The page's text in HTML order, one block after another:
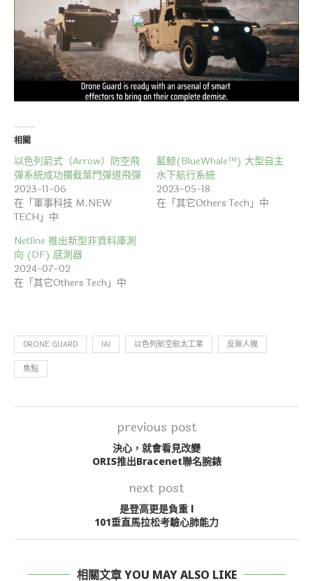
相關
以色列箭式（Arrow）防空飛
彈系統成功攔截葉門彈道飛彈
2023-11-06
在「軍事科技 M.NEW
TECH」中
藍鯨(BlueWhale™) 大型自主
水下航行系統
2023-05-18
在「其它Others Tech」中
Netline 推出新型非資料庫測
向 (DF) 感測器
2024-07-02
在「其它Others Tech」中
DRONE GUARD IAI 以色列航空航太工業 反無人機
焦點
previous post
決心，就會看見改變
ORIS推出Bracenet聯名腕錶
next post
是登高更是負重 l
101垂直馬拉松考驗心肺能力
相關文章 YOU MAY ALSO LIKE